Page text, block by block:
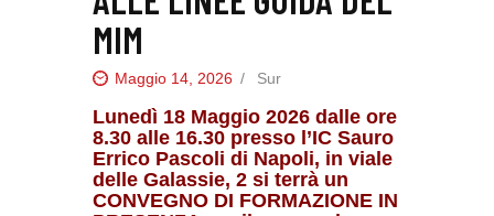
MIM
Maggio 14, 2026 Sur
Lunedì 18 Maggio 2026 dalle ore
8.30 alle 16.30 presso l’IC Sauro
Errico Pascoli di Napoli, in viale
delle Galassie, 2 si terrà un
CONVEGNO DI FORMAZIONE IN